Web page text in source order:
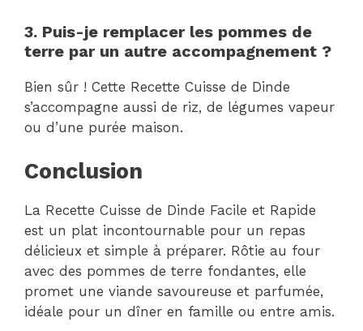
3. Puis-je remplacer les pommes de
terre par un autre accompagnement ?
Bien sûr ! Cette Recette Cuisse de Dinde
s’accompagne aussi de riz, de légumes vapeur
ou d’une purée maison.
Conclusion
La Recette Cuisse de Dinde Facile et Rapide
est un plat incontournable pour un repas
délicieux et simple à préparer. Rôtie au four
avec des pommes de terre fondantes, elle
promet une viande savoureuse et parfumée,
idéale pour un dîner en famille ou entre amis.